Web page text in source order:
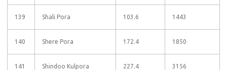
139 Shali Pora 103.6 1443
140 Shere Pora 172.4 1850
141 Shindoo Kulpora 227.4 3156